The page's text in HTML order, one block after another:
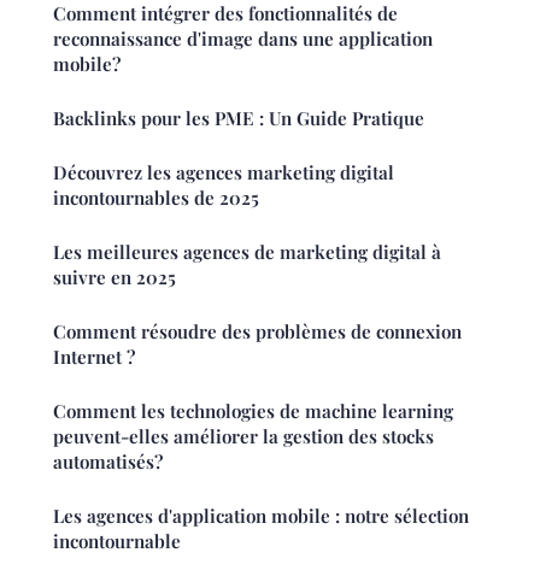
Comment intégrer des fonctionnalités de
reconnaissance d'image dans une application
mobile?
Backlinks pour les PME : Un Guide Pratique
Découvrez les agences marketing digital
incontournables de 2025
Les meilleures agences de marketing digital à
suivre en 2025
Comment résoudre des problèmes de connexion
Internet ?
Comment les technologies de machine learning
peuvent-elles améliorer la gestion des stocks
automatisés?
Les agences d'application mobile : notre sélection
incontournable